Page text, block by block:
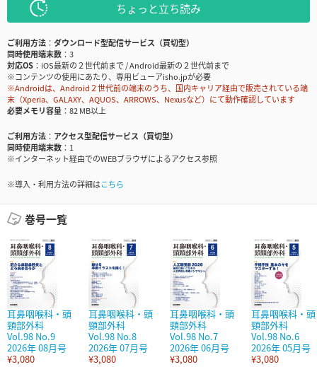
ちょっと立ち読み
ご利用方法
ダウンロード型配信サービス（買切型）
同時使用端末数
3
対応OS
iOS最新の２世代前まで / Android最新の２世代前まで
※コンテンツの使用にあたり、専用ビューアisho.jpが必要
※Androidは、Android２世代前の端末のうち、国内キャリア経由で販売されている端
末（Xperia、GALAXY、AQUOS、ARROWS、Nexusなど）にて動作確認しています
必要メモリ容量
82 MB以上
ご利用方法
アクセス型配信サービス（買切型）
同時使用端末数
1
※インターネット経由でのWEBブラウザによるアクセス参照
※導入・利用方法の詳細はこちら
巻号一覧
耳鼻咽喉科・頭
頸部外科
Vol.98 No.9
2026年 08月号
¥3,080
耳鼻咽喉科・頭
頸部外科
Vol.98 No.8
2026年 07月号
¥3,080
耳鼻咽喉科・頭
頸部外科
Vol.98 No.7
2026年 06月号
¥3,080
耳鼻咽喉科・頭
頸部外科
Vol.98 No.6
2026年 05月号
¥3,080